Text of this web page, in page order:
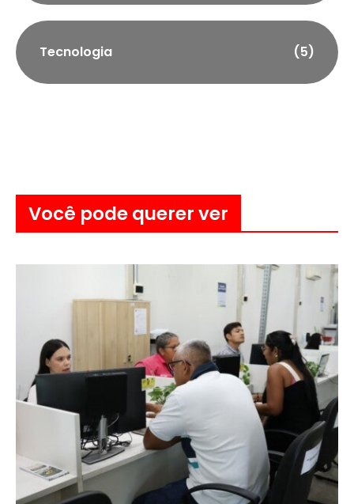
Tecnologia (5)
Você pode querer ver